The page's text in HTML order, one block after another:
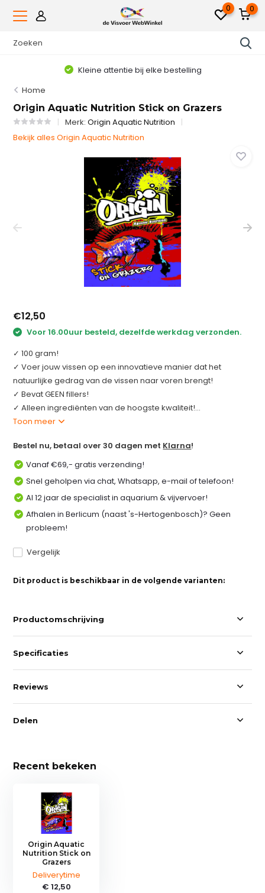
0 0
Kleine attentie bij elke bestelling
Home
Origin Aquatic Nutrition Stick on Grazers
Merk:Origin Aquatic Nutrition
Bekijk alles Origin Aquatic Nutrition
€12,50
Voor 16.00uur besteld, dezelfde werkdag verzonden.
✓ 100 gram!
✓ Voer jouw vissen op een innovatieve manier dat het
natuurlijke gedrag van de vissen naar voren brengt!
✓ Bevat GEEN fillers!
✓ Alleen ingrediënten van de hoogste kwaliteit!...
Toon meer
Bestel nu, betaal over 30 dagen met Klarna!
Vanaf €69,- gratis verzending!
Snel geholpen via chat, Whatsapp, e-mail of telefoon!
Al 12 jaar de specialist in aquarium & vijvervoer!
Afhalen in Berlicum (naast 's-Hertogenbosch)? Geen
probleem!
Vergelijk
Dit product is beschikbaar in de volgende varianten:
Productomschrijving
Specificaties
Reviews
Delen
Recent bekeken
Origin Aquatic
Nutrition Stick on
Grazers
Deliverytime
€ 12,50